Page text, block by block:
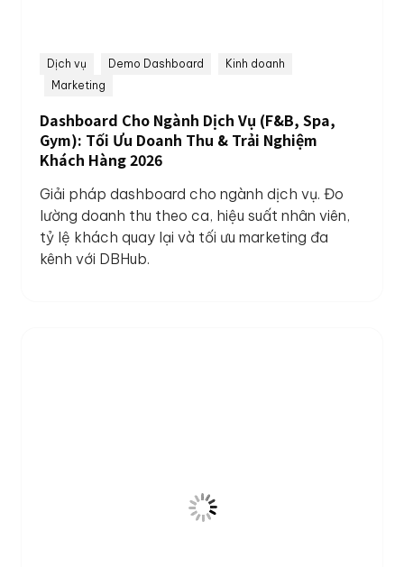
Dịch vụ Demo Dashboard
Kinh doanh
Marketing
Dashboard Cho Ngành Dịch Vụ (F&B, Spa,
Gym): Tối Ưu Doanh Thu & Trải Nghiệm
Khách Hàng 2026
Giải pháp dashboard cho ngành dịch vụ. Đo
lường doanh thu theo ca, hiệu suất nhân viên,
tỷ lệ khách quay lại và tối ưu marketing đa
kênh với DBHub.